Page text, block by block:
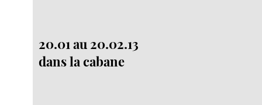
20.01 au 20.02.13
dans la cabane